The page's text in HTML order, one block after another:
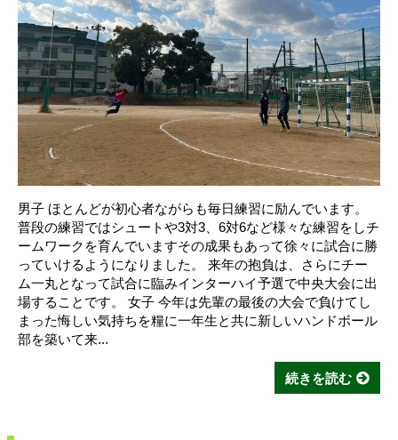
男子 ほとんどが初心者ながらも毎日練習に励んでいます。
普段の練習ではシュートや3対3、6対6など様々な練習をしチ
ームワークを育んでいますその成果もあって徐々に試合に勝
っていけるようになりました。 来年の抱負は、さらにチー
ム一丸となって試合に臨みインターハイ予選で中央大会に出
場することです。 女子 今年は先輩の最後の大会で負けてし
まった悔しい気持ちを糧に一年生と共に新しいハンドボール
部を築いて来...
続きを読む